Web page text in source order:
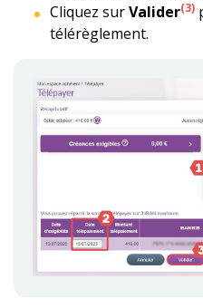
Cliquez surValider(3)
télérèglement.